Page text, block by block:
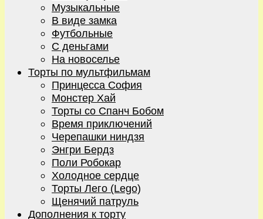
Музыкальные
В виде замка
Футбольные
С деньгами
На новоселье
Торты по мультфильмам
Принцесса София
Монстер Хай
Торты со Спанч Бобом
Время приключений
Черепашки ниндзя
Энгри Бердз
Поли Робокар
Холодное сердце
Торты Лего (Lego)
Щенячий патруль
Дополнения к торту